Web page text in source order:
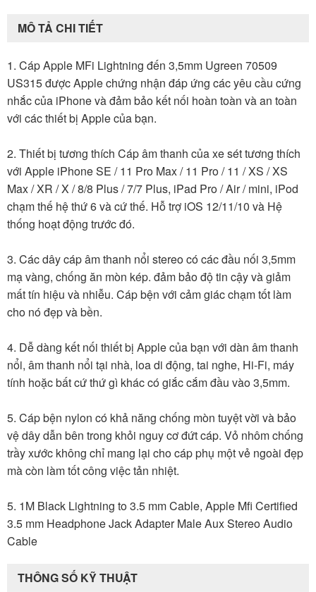
MÔ TẢ CHI TIẾT
1. Cáp Apple MFi Lightning đến 3,5mm Ugreen 70509
US315 được Apple chứng nhận đáp ứng các yêu cầu cứng
nhắc của iPhone và đảm bảo kết nối hoàn toàn và an toàn
với các thiết bị Apple của bạn.
2. Thiết bị tương thích Cáp âm thanh của xe sét tương thích
với Apple iPhone SE / 11 Pro Max / 11 Pro / 11 / XS / XS
Max / XR / X / 8/8 Plus / 7/7 Plus, iPad Pro / Air / mini, iPod
chạm thế hệ thứ 6 và cứ thế. Hỗ trợ iOS 12/11/10 và Hệ
thống hoạt động trước đó.
3. Các dây cáp âm thanh nổi stereo có các đầu nối 3,5mm
mạ vàng, chống ăn mòn kép. đảm bảo độ tin cậy và giảm
mất tín hiệu và nhiễu. Cáp bện với cảm giác chạm tốt làm
cho nó đẹp và bền.
4. Dễ dàng kết nối thiết bị Apple của bạn với dàn âm thanh
nổi, âm thanh nổi tại nhà, loa di động, tai nghe, Hi-Fi, máy
tính hoặc bất cứ thứ gì khác có giắc cắm đầu vào 3,5mm.
5. Cáp bện nylon có khả năng chống mòn tuyệt vời và bảo
vệ dây dẫn bên trong khỏi nguy cơ đứt cáp. Vỏ nhôm chống
trầy xước không chỉ mang lại cho cáp phụ một vẻ ngoài đẹp
mà còn làm tốt công việc tản nhiệt.
5. 1M Black Lightning to 3.5 mm Cable, Apple Mfi Certified
3.5 mm Headphone Jack Adapter Male Aux Stereo Audio
Cable
THÔNG SỐ KỸ THUẬT